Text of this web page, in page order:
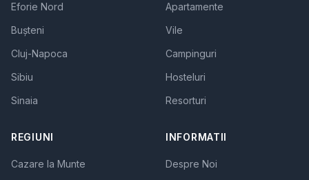
Eforie Nord
Bușteni
Cluj-Napoca
Sibiu
Sinaia
Apartamente
Vile
Campinguri
Hosteluri
Resorturi
REGIUNI
Cazare la Munte
INFORMATII
Despre Noi